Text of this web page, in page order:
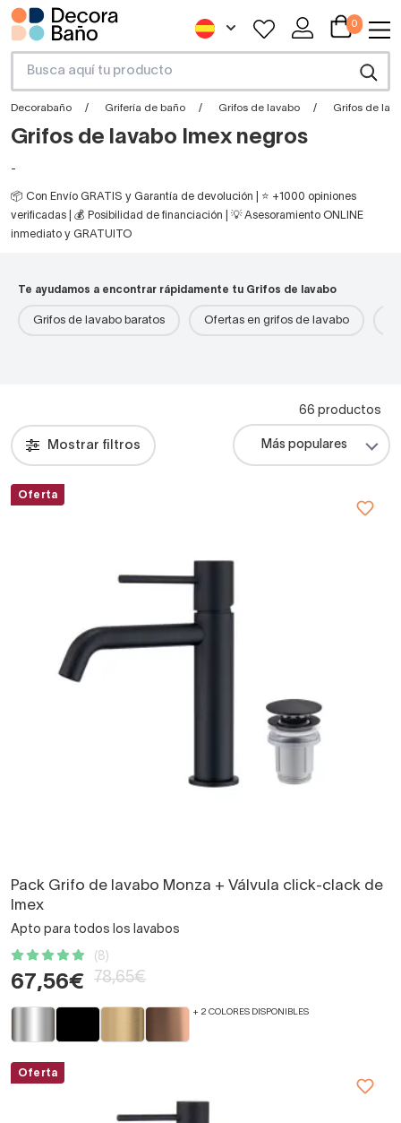
0
Decorabaño Grifería de baño Grifos de lavabo Grifos de
Grifos de lavabo Imex negros
-
📦 Con Envío GRATIS y Garantía de devolución | ⭐ +1000 opiniones
verificadas | 💰 Posibilidad de financiación | 💡 Asesoramiento ONLINE
inmediato y GRATUITO
Te ayudamos a encontrar rápidamente tu Grifos de lavabo
Grifos de lavabo baratos Ofertas en grifos de lavabo
Mostrar filtros
66 productos
Oferta
Pack Grifo de lavabo Monza + Válvula click-clack de
Imex
Apto para todos los lavabos
(8)
67,56€ 78,65€
+ 2 COLORES DISPONIBLES
Oferta